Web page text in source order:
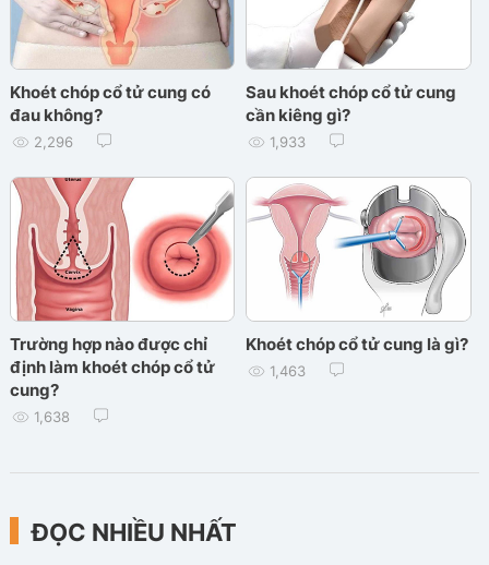
Khoét chóp cổ tử cung có
đau không?
2,296
Sau khoét chóp cổ tử cung
cần kiêng gì?
1,933
Trường hợp nào được chỉ
định làm khoét chóp cổ tử
cung?
1,638
Khoét chóp cổ tử cung là gì?
1,463
ĐỌC NHIỀU NHẤT